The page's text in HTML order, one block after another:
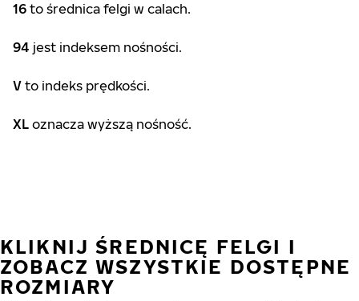
16 to średnica felgi w calach.
94 jest indeksem nośności.
V to indeks prędkości.
XL oznacza wyższą nośność.
KLIKNIJ ŚREDNICĘ FELGI I
ZOBACZ WSZYSTKIE DOSTĘPNE
ROZMIARY